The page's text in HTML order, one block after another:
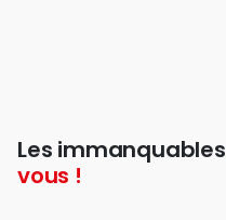
Les immanquables
vous !